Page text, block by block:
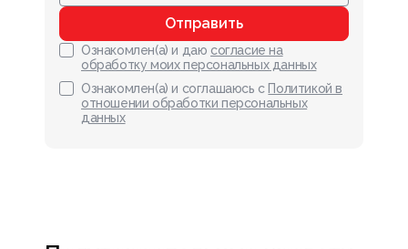
Отправить
Ознакомлен(а) и даю согласие на
обработку моих персональных данных
Ознакомлен(а) и соглашаюсь с Политикой в
отношении обработки персональных
данных